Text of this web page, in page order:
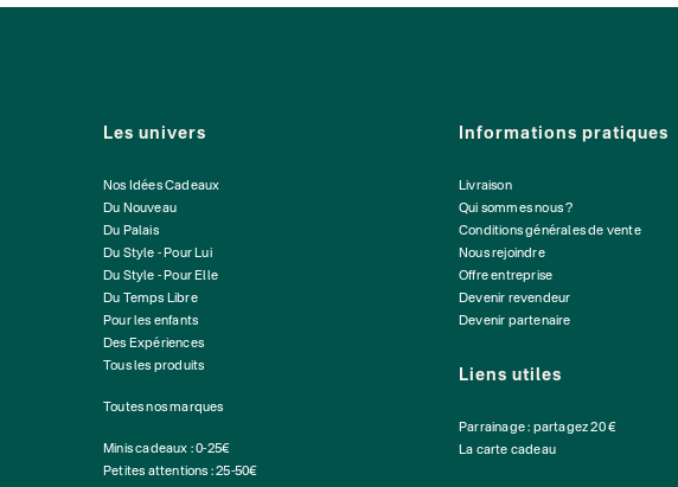
Les univers
Nos Idées Cadeaux
Du Nouveau
Du Palais
Du Style - Pour Lui
Du Style - Pour Elle
Du Temps Libre
Pour les enfants
Des Expériences
Tous les produits
Toutes nos marques
Minis cadeaux : 0-25€
Petites attentions : 25-50€
Informations pratiques
Livraison
Qui sommes nous ?
Conditions générales de vente
Nous rejoindre
Offre entreprise
Devenir revendeur
Devenir partenaire
Liens utiles
Parrainage : partagez 20 €
La carte cadeau